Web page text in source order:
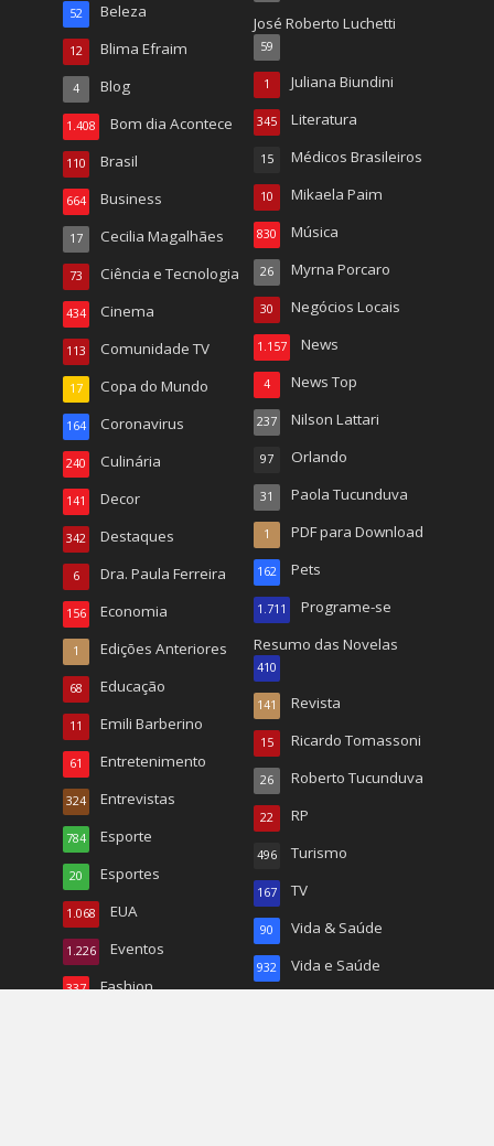
Beleza
52
Blima Efraim
12
Blog
4
Bom dia Acontece
1.408
Brasil
110
Business
664
Cecilia Magalhães
17
Ciência e Tecnologia
73
Cinema
434
Comunidade TV
113
Copa do Mundo
17
Coronavirus
164
Culinária
240
Decor
141
Destaques
342
Dra. Paula Ferreira
6
Economia
156
Edições Anteriores
1
Educação
68
Emili Barberino
11
Entretenimento
61
Entrevistas
324
Esporte
784
Esportes
20
EUA
1.068
Eventos
1.226
Fashion
337
José Roberto Luchetti
59
Juliana Biundini
1
Literatura
345
Médicos Brasileiros
15
Mikaela Paim
10
Música
830
Myrna Porcaro
26
Negócios Locais
30
News
1.157
News Top
4
Nilson Lattari
237
Orlando
97
Paola Tucunduva
31
PDF para Download
1
Pets
162
Programe-se
1.711
Resumo das Novelas
410
Revista
141
Ricardo Tomassoni
15
Roberto Tucunduva
26
RP
22
Turismo
496
TV
167
Vida & Saúde
90
Vida e Saúde
932